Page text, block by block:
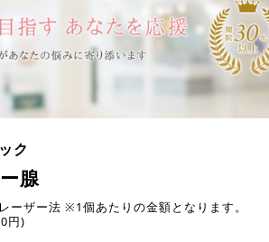
ク
腺
ーザー法 ※1個あたりの金額となります。
円)